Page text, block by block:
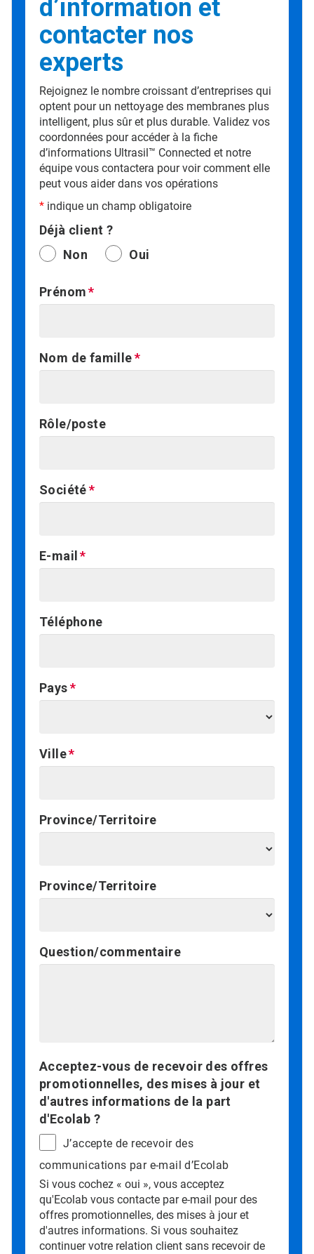
d’information et
contacter nos
experts
Rejoignez le nombre croissant d’entreprises qui
optent pour un nettoyage des membranes plus
intelligent, plus sûr et plus durable. Validez vos
coordonnées pour accéder à la fiche
d’informations Ultrasil™ Connected et notre
équipe vous contactera pour voir comment elle
peut vous aider dans vos opérations
* indique un champ obligatoire
Déjà client ?
Non
Oui
Prénom
Nom de famille
Rôle/poste
Société
E-mail
Téléphone
Pays
Ville
Province/Territoire
Province/Territoire
Question/commentaire
Acceptez-vous de recevoir des offres
promotionnelles, des mises à jour et
d'autres informations de la part
d'Ecolab ?
J’accepte de recevoir des
communications par e-mail d’Ecolab
Si vous cochez « oui », vous acceptez
qu'Ecolab vous contacte par e-mail pour des
offres promotionnelles, des mises à jour et
d'autres informations. Si vous souhaitez
continuer votre relation client sans recevoir de